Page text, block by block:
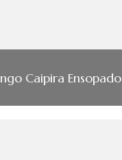
Caipira Ensopado